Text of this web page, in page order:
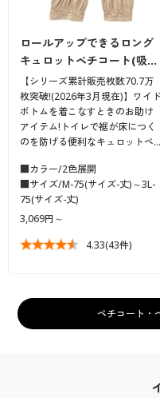
ロールアップできるロング
キュロットペチコート(吸…
【シリーズ累計販売枚数70.7万
枚突破!(2026年3月現在)】ワイド
ボトムを着こなすときのお助け
アイテム!トイレで裾が床につく
のを防げる便利なキュロットペ…
■カラー/2色展開
■サイズ/M-75(サイズ-丈)～3L-
75(サイズ-丈)
3,069円～
4.33(43件)
ペチコート・